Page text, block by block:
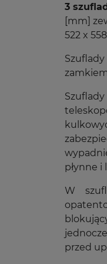
3
[mm]
522 x
płynne i
W
przed